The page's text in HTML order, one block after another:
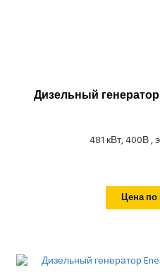
Дизельный
481 кВт, 400В ,
Цена по